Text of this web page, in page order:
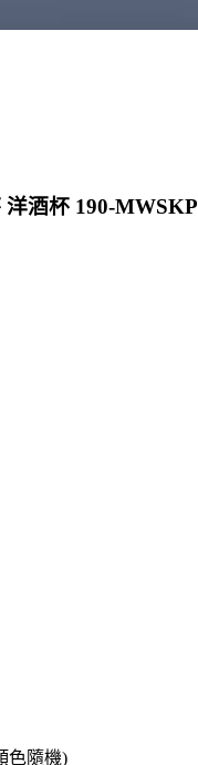
酒杯 190-MWSKP
色隨機)